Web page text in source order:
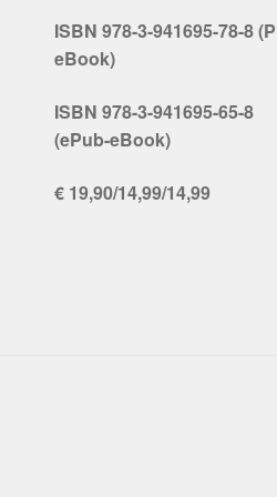
ISBN 978-3-941695-78-8
eBook)
ISBN 978-3-941695-65-8
(ePub-eBook)
€ 19,90/14,99/14,99